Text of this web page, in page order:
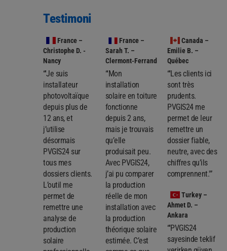
Testimoni
France –
Christophe D. -
Nancy
“'Je suis
installateur
photovoltaïque
depuis plus de
12 ans, et
j’utilise
désormais
PVGIS24 sur
tous mes
dossiers clients.
L’outil me
permet de
remettre une
analyse de
production
solaire
France –
Sarah T. –
Clermont-Ferrand
“'Mon
installation
solaire en toiture
fonctionne
depuis 2 ans,
mais je trouvais
qu’elle
produisait peu.
Avec PVGIS24,
j’ai pu comparer
la production
réelle de mon
installation avec
la production
théorique solaire
estimée. C’est
Canada –
Emilie B. –
Québec
“'Les clients ici
sont très
prudents.
PVGIS24 me
permet de leur
remettre un
dossier fiable,
neutre, avec des
chiffres qu’ils
comprennent.'”
Turkey –
Ahmet D. –
Ankara
“'PVGIS24
sayesinde teklif